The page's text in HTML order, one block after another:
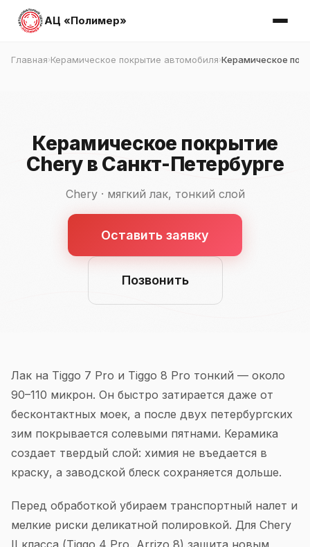
АЦ «Полимер»
Главная›Керамическое покрытие автомобиля›Керамическое
Керамическое покрытие
Chery в Санкт-Петербурге
Chery · мягкий лак, тонкий слой
Оставить заявку
Позвонить
Лак на Tiggo 7 Pro и Tiggo 8 Pro тонкий — около
90–110 микрон. Он быстро затирается даже от
бесконтактных моек, а после двух петербургских
зим покрывается солевыми пятнами. Керамика
создает твердый слой: химия не въедается в
краску, а заводской блеск сохраняется дольше.
Перед обработкой убираем транспортный налет и
мелкие риски деликатной полировкой. Для Chery
II класса (Tiggo 4 Pro, Arrizo 8) защита новым